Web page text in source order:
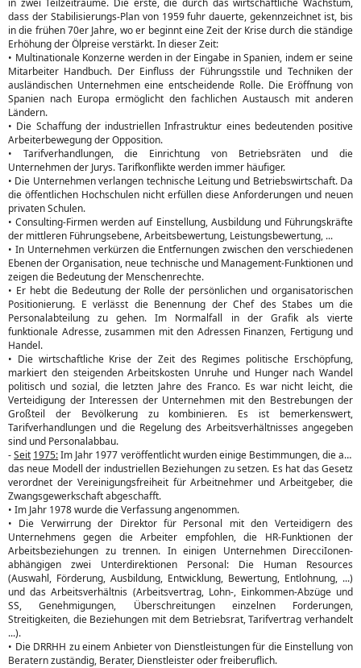
in zwei Teilzeiträume. Die erste, die durch das wirtschaftliche Wachstum,
dass der Stabilisierungs-Plan von 1959 fuhr dauerte, gekennzeichnet ist, bis
in die frühen 70er Jahre, wo er beginnt eine Zeit der Krise durch die ständige
Erhöhung der Ölpreise verstärkt. In dieser Zeit:
• Multinationale Konzerne werden in der Eingabe in Spanien, indem er seine
Mitarbeiter Handbuch. Der Einfluss der Führungsstile und Techniken der
ausländischen Unternehmen eine entscheidende Rolle. Die Eröffnung von
Spanien nach Europa ermöglicht den fachlichen Austausch mit anderen
Ländern.
• Die Schaffung der industriellen Infrastruktur eines bedeutenden positive
Arbeiterbewegung der Opposition.
• Tarifverhandlungen, die Einrichtung von Betriebsräten und die
Unternehmen der Jurys. Tarifkonflikte werden immer häufiger.
• Die Unternehmen verlangen technische Leitung und Betriebswirtschaft. Da
die öffentlichen Hochschulen nicht erfüllen diese Anforderungen und neuen
privaten Schulen.
• Consulting-Firmen werden auf Einstellung, Ausbildung und Führungskräfte
der mittleren Führungsebene, Arbeitsbewertung, Leistungsbewertung, ...
• In Unternehmen verkürzen die Entfernungen zwischen den verschiedenen
Ebenen der Organisation, neue technische und Management-Funktionen und
zeigen die Bedeutung der Menschenrechte.
• Er hebt die Bedeutung der Rolle der persönlichen und organisatorischen
Positionierung. E verlässt die Benennung der Chef des Stabes um die
Personalabteilung zu gehen. Im Normalfall in der Grafik als vierte
funktionale Adresse, zusammen mit den Adressen Finanzen, Fertigung und
Handel.
• Die wirtschaftliche Krise der Zeit des Regimes politische Erschöpfung,
markiert den steigenden Arbeitskosten Unruhe und Hunger nach Wandel
politisch und sozial, die letzten Jahre des Franco. Es war nicht leicht, die
Verteidigung der Interessen der Unternehmen mit den Bestrebungen der
Großteil der Bevölkerung zu kombinieren. Es ist bemerkenswert,
Tarifverhandlungen und die Regelung des Arbeitsverhältnisses angegeben
sind und Personalabbau.
-Seit 1975:Im Jahr 1977 veröffentlicht wurden einige Bestimmungen, die auf
das neue Modell der industriellen Beziehungen zu setzen. Es hat das Gesetz
verordnet der Vereinigungsfreiheit für Arbeitnehmer und Arbeitgeber, die
Zwangsgewerkschaft abgeschafft.
• Im Jahr 1978 wurde die Verfassung angenommen.
• Die Verwirrung der Direktor für Personal mit den Verteidigern des
Unternehmens gegen die Arbeiter empfohlen, die HR-Funktionen der
Arbeitsbeziehungen zu trennen. In einigen Unternehmen DirecciIonen-
abhängigen zwei Unterdirektionen Personal: Die Human Resources
(Auswahl, Förderung, Ausbildung, Entwicklung, Bewertung, Entlohnung, ...)
und das Arbeitsverhältnis (Arbeitsvertrag, Lohn-, Einkommen-Abzüge und
SS, Genehmigungen, Überschreitungen einzelnen Forderungen,
Streitigkeiten, die Beziehungen mit dem Betriebsrat, Tarifvertrag verhandelt
...).
• Die DRRHH zu einem Anbieter von Dienstleistungen für die Einstellung von
Beratern zuständig, Berater, Dienstleister oder freiberuflich.